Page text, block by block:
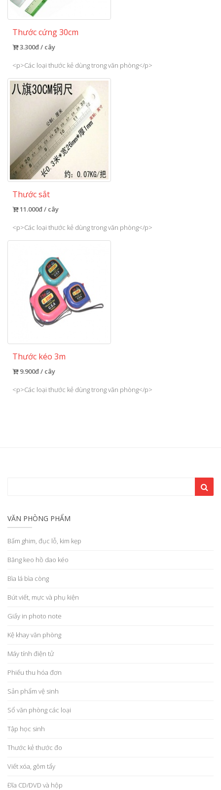
Thước cứng 30cm
3.300đ / cây
<p>Các loại thước kẻ dùng trong văn phòng</p>
Thước sắt
11.000đ / cây
<p>Các loại thước kẻ dùng trong văn phòng</p>
Thước kéo 3m
9.900đ / cây
<p>Các loại thước kẻ dùng trong văn phòng</p>
VĂN PHÒNG PHẨM
Bấm ghim, đục lỗ, kim kẹp
Băng keo hồ dao kéo
Bìa lá bìa còng
Bút viết, mực và phụ kiện
Giấy in photo note
Kệ khay văn phòng
Máy tính điện tử
Phiếu thu hóa đơn
Sản phẩm vệ sinh
Sổ văn phòng các loại
Tập học sinh
Thước kẻ thước đo
Viết xóa, gôm tẩy
Đĩa CD/DVD và hộp